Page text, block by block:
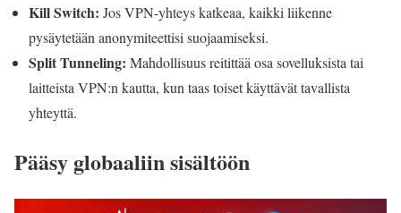
Kill Switch: Jos VPN-yhteys katkeaa, kaikki liikenne
pysäytetään anonymiteettisi suojaamiseksi.
Split Tunneling: Mahdollisuus reitittää osa sovelluksista tai
laitteista VPN:n kautta, kun taas toiset käyttävät tavallista
yhteyttä.
Pääsy globaaliin sisältöön